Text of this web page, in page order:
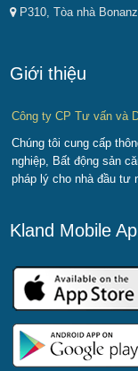
P310, Tòa nhà
Giới thiệu
Công ty CP Tư vấn và
Chúng tôi cung cấp
nghiệp, Bất động sản
pháp lý cho nhà đầu tư
Kland Mobile